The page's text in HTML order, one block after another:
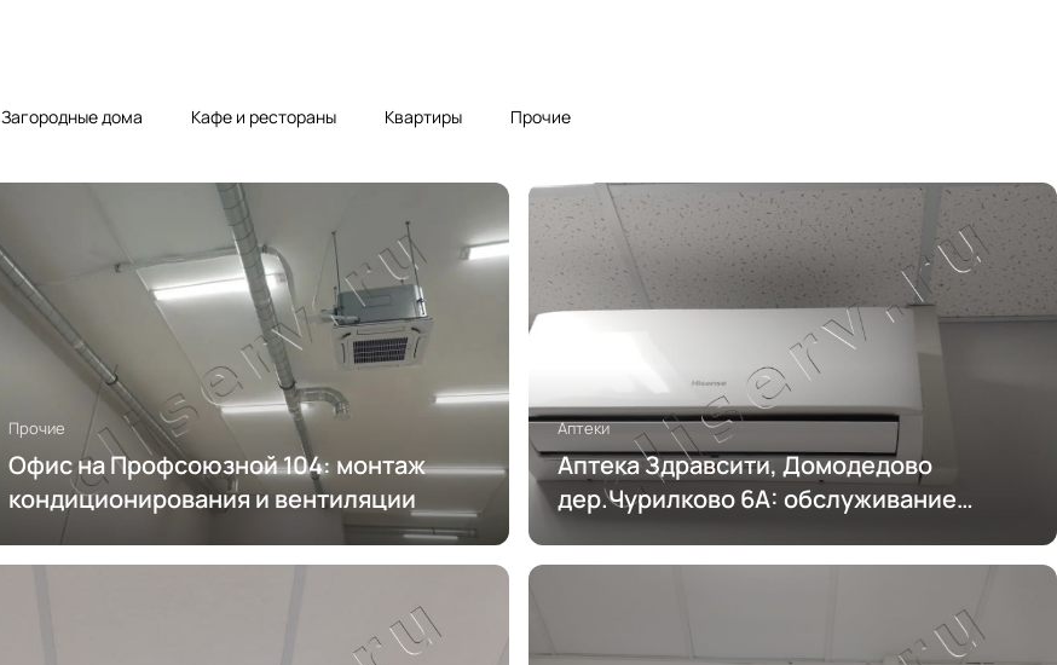
Загородные дома Кафе и рестораны Квартиры Прочие
Прочие
Офис на Профсоюзной 104: монтаж
кондиционирования и вентиляции
Аптеки
Аптека Здравсити, Домодедово
дер.Чурилково 6А: обслуживание